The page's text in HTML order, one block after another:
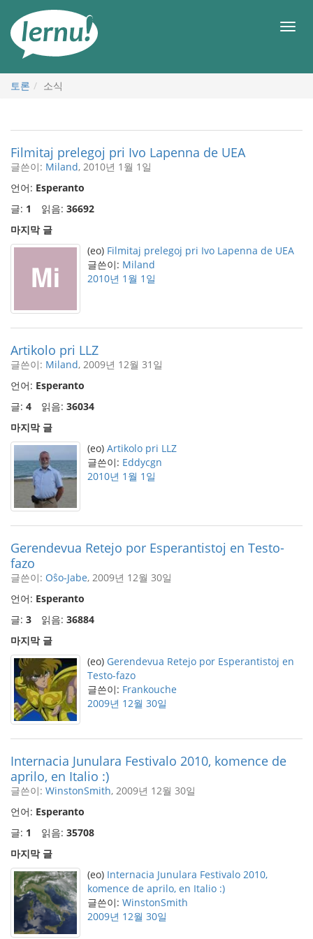
메
토론 소식
Filmitaj prelegoj pri Ivo Lapenna de UEA
글쓴이: Miland, 2010년 1월 1일
언어: Esperanto
글: 1 읽음: 36692
마지막 글
(eo) Filmitaj prelegoj pri Ivo Lapenna de UEA
글쓴이: Miland
2010년 1월 1일
Artikolo pri LLZ
글쓴이: Miland, 2009년 12월 31일
언어: Esperanto
글: 4 읽음: 36034
마지막 글
(eo) Artikolo pri LLZ
글쓴이: Eddycgn
2010년 1월 1일
Gerendevua Retejo por Esperantistoj en Testo-
fazo
글쓴이: Oŝo-Jabe, 2009년 12월 30일
언어: Esperanto
글: 3 읽음: 36884
마지막 글
(eo) Gerendevua Retejo por Esperantistoj en
Testo-fazo
글쓴이: Frankouche
2009년 12월 30일
Internacia Junulara Festivalo 2010, komence de
aprilo, en Italio :)
글쓴이: WinstonSmith, 2009년 12월 30일
언어: Esperanto
글: 1 읽음: 35708
마지막 글
(eo) Internacia Junulara Festivalo 2010,
komence de aprilo, en Italio :)
글쓴이: WinstonSmith
2009년 12월 30일